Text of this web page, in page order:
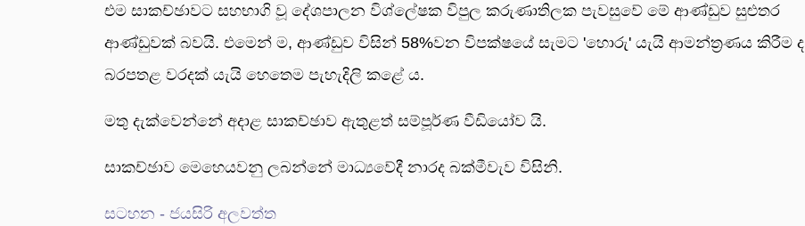
එම සාකච්ඡාවට සහභාගි වූ දේශපාලන විශ්ලේෂක විපුල කරුණාතිලක පැවසුවේ මේ ආණ්ඩුව සුළුතර
ආණ්ඩුවක් බවයි. එමෙන් ම, ආණ්ඩුව විසින් 58%වන විපක්ෂයේ සැමට 'හොරු' යැයි ආමන්ත්‍රණය කිරීම ද
බරපතළ වරදක් යැයි හෙතෙම පැහැදිලි කළේ ය.
මතු දැක්වෙන්නේ අදාළ සාකච්ඡාව ඇතුළත් සම්පූර්ණ වීඩියෝව යි.
සාකච්ඡාව මෙහෙයවනු ලබන්නේ මාධ්‍යවේදී නාරද බක්මීවැව විසිනි.
සටහන - ජයසිරි අලවත්ත